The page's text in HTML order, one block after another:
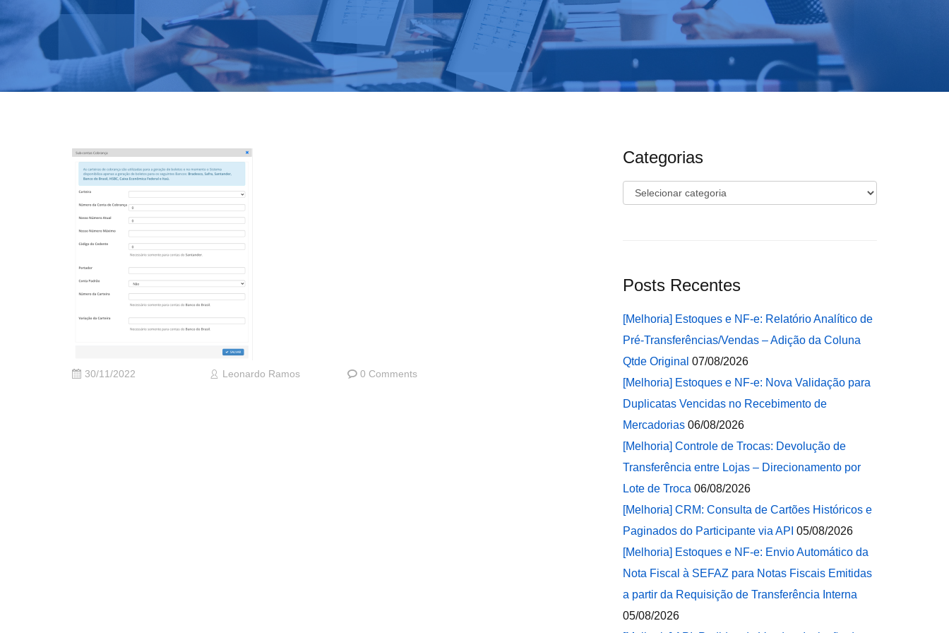
30/11/2022 Leonardo Ramos 0 Comments
Categorias
Categorias
Posts Recentes
[Melhoria] Estoques e NF-e: Relatório Analítico de
Pré-Transferências/Vendas – Adição da Coluna
Qtde Original 07/08/2026
[Melhoria] Estoques e NF-e: Nova Validação para
Duplicatas Vencidas no Recebimento de
Mercadorias 06/08/2026
[Melhoria] Controle de Trocas: Devolução de
Transferência entre Lojas – Direcionamento por
Lote de Troca 06/08/2026
[Melhoria] CRM: Consulta de Cartões Históricos e
Paginados do Participante via API 05/08/2026
[Melhoria] Estoques e NF-e: Envio Automático da
Nota Fiscal à SEFAZ para Notas Fiscais Emitidas
a partir da Requisição de Transferência Interna
05/08/2026